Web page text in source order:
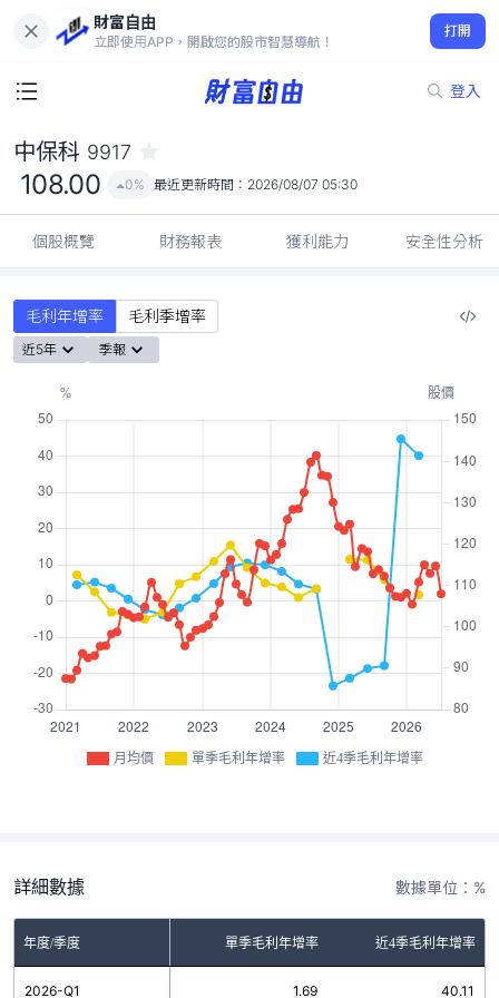
財富自由
立即使用APP，開啟您的股市智慧導航！
打開
登入
108.00
0%
中保科 9917
108.00 0% 最近更新時間： 2026/08/07 05:30
個股概覽 財務報表 獲利能力 安全性分析
毛利年增率 毛利季增率
近5年 季報
月均價 單季毛利年增率 近4季毛利年增率
詳細數據 數據單位：%
年度/季度 單季毛利年增率 近4季毛利年增率
2026-Q1 1.69 40.11